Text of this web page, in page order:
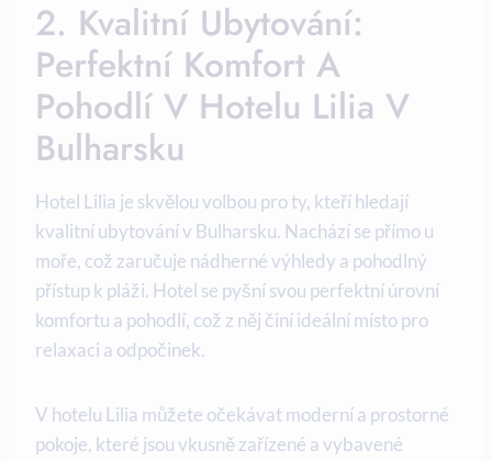
2. Kvalitní Ubytování:
Perfektní Komfort A
Pohodlí V Hotelu Lilia V
Bulharsku
Hotel Lilia je skvělou volbou pro ty, kteří hledají
kvalitní ubytování v Bulharsku. Nachází se přímo u
moře, což zaručuje nádherné výhledy a pohodlný
přístup k pláži. Hotel se pyšní svou perfektní úrovní
komfortu a pohodlí, což z něj činí ideální místo pro
relaxaci a odpočinek.
V hotelu Lilia můžete očekávat moderní a prostorné
pokoje, které jsou vkusně zařízené a vybavené